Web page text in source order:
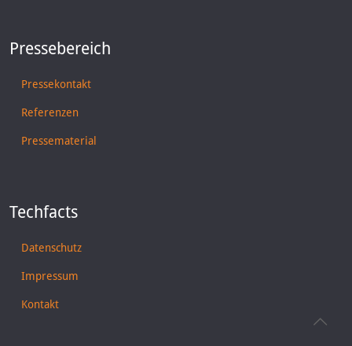
Pressebereich
Pressekontakt
Referenzen
Pressematerial
Techfacts
Datenschutz
Impressum
Kontakt